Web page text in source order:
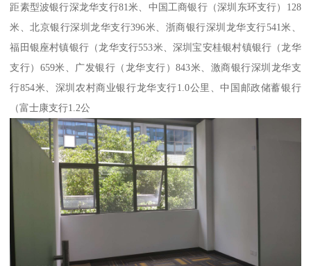
距素型波银行深龙华支行81米、中国工商银行（深圳东环支行）128
米、北京银行深圳龙华支行396米、浙商银行深圳龙华支行541米、
福田银座村镇银行（龙华支行553米、深圳宝安桂银村镇银行（龙华
支行）659米、广发银行（龙华支行）843米、激商银行深圳龙华支
行854米、深圳农村商业银行龙华支行1.0公里、中国邮政储蓄银行
（富士康支行1.2公